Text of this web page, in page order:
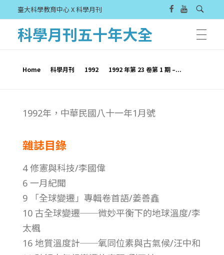
臺大科學教育中心 X 科學月刊
科學月刊五十年大全
Home 科學月刊 1992 1992 年第 23 卷第 1 期 –...
1
9
2
年
第
1992年，中華民國八十一年1月號
雜誌目錄
4 修憲與科技/李國偉
6 一月紀聞
9 「全球變遷」專輯卷首語/姜善鑫
10 古全球變遷──微妙平衡下的地球溫度/李
太楓
16 地質溫度計──氧同位素與古氣候/汪中和